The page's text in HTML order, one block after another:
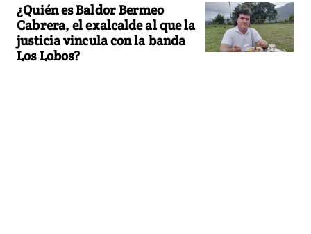
¿Quién es Baldor Bermeo
Cabrera, el exalcalde al que la
justicia vincula con la banda
Los Lobos?